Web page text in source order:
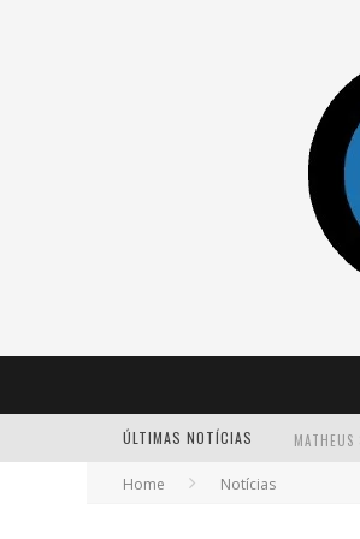
ÚLTIMAS NOTÍCIAS
Home Notícias